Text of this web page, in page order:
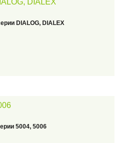
DIALOG, DIALEX
5004, 5006